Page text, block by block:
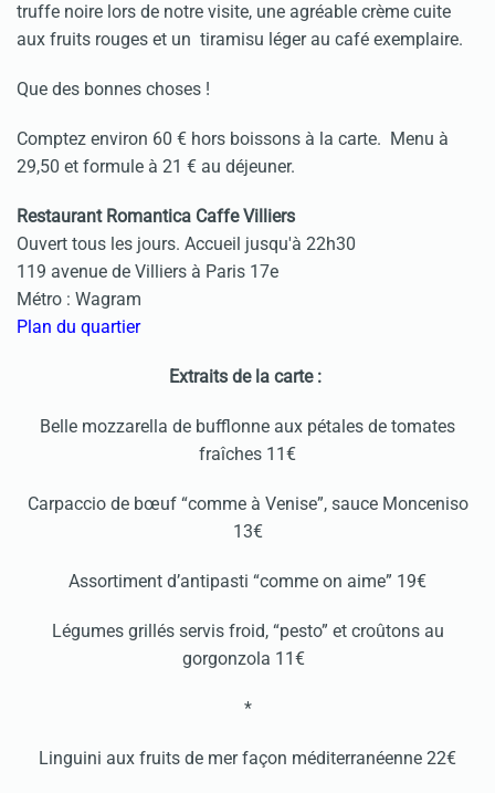
truffe noire lors de notre visite, une agréable crème cuite
aux fruits rouges et un tiramisu léger au café exemplaire.
Que des bonnes choses !
Comptez environ 60 € hors boissons à la carte. Menu à
29,50 et formule à 21 € au déjeuner.
Restaurant Romantica Caffe Villiers
Ouvert tous les jours. Accueil jusqu'à 22h30
119 avenue de Villiers à Paris 17e
Métro : Wagram
Plan du quartier
Extraits de la carte :
Belle mozzarella de bufflonne aux pétales de tomates
fraîches 11€
Carpaccio de bœuf “comme à Venise”, sauce Monceniso
13€
Assortiment d’antipasti “comme on aime” 19€
Légumes grillés servis froid, “pesto” et croûtons au
gorgonzola 11€
*
Linguini aux fruits de mer façon méditerranéenne 22€